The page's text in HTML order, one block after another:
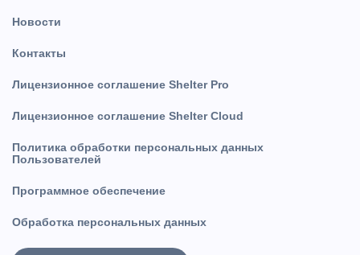
Новости
Контакты
Лицензионное соглашение Shelter Pro
Лицензионное соглашение Shelter Cloud
Политика обработки персональных данных
Пользователей
Программное обеспечение
Обработка персональных данных